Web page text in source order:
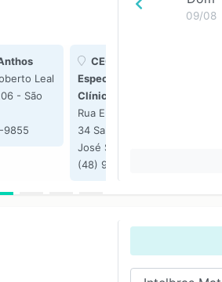
Leal
- São
9855
CEC Centro de
Especialidades
Clínicas
Rua Elizeu di Bernardi
34 Sala 510 - São
José SC
(48) 99831-7781
09/08